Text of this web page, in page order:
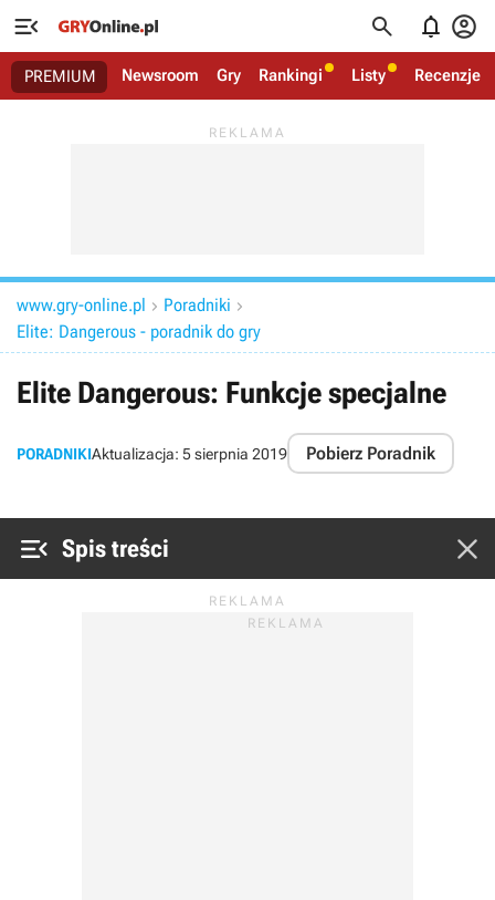
   
PREMIUM Newsroom Gry Rankingi Listy Recenzje
www.gry-online.pl  Poradniki 
Elite: Dangerous - poradnik do gry
Elite Dangerous: Funkcje specjalne
PORADNIKIAktualizacja: 5 sierpnia 2019 Pobierz Poradnik
 Spis treści 